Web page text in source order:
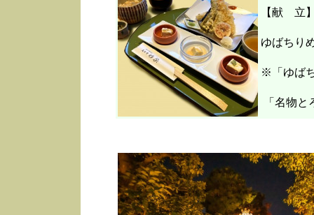
【献 立
ゆばちり
※「ゆば
「名物と